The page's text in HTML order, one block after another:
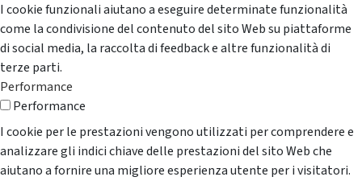
I cookie funzionali aiutano a eseguire determinate funzionalità
come la condivisione del contenuto del sito Web su piattaforme
di social media, la raccolta di feedback e altre funzionalità di
terze parti.
Performance
Performance
I cookie per le prestazioni vengono utilizzati per comprendere e
analizzare gli indici chiave delle prestazioni del sito Web che
aiutano a fornire una migliore esperienza utente per i visitatori.